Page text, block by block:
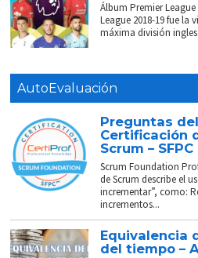
Álbum Premier League
League 2018-19 fue la
máxima división
AutoEvaluación
Preguntas
Certificación
Scrum – SFPC
Scrum Foundation
de Scrum describe el
incrementar”, como:
incrementos...
Equivalencia
del tiempo –